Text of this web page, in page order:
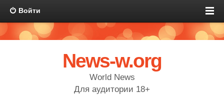
Войти
News-w.org
World News
Для аудитории 18+